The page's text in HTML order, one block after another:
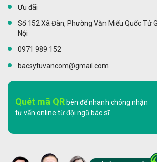
Ưu đãi
Số 152 Xã Đàn, Phường Văn Miếu Quốc Tử
Nội
0971 989 152
bacsytuvancom@gmail.com
Quét mã QR bên để nhanh chóng nhận
tư vấn online từ đội ngũ bác sĩ